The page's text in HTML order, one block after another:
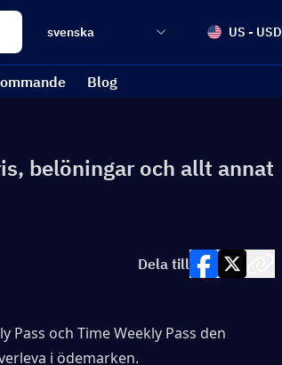
svenska US - USD
Blog
belöningar och allt annat
Dela till
Pass och Time Weekly Pass den
i ödemarken.